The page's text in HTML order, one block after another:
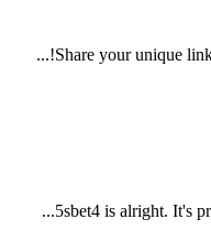
Share your unique link
5sbet4 is alright. It's